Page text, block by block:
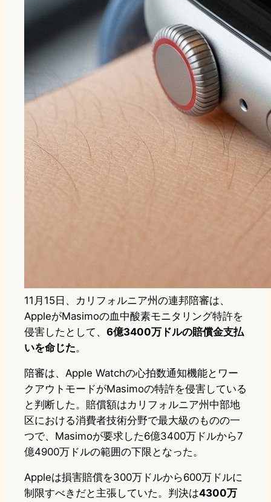
11月15日、カリフォルニア州の連邦陪審は、
AppleがMasimoの血中酸素モニタリング特許を
侵害したとして、 6億3400万ドルの賠償金支払
いを命じた。
陪審は、Apple Watchの心拍数通知機能とワー
クアウトモードがMasimoの特許を侵害している
と判断した。賠償額はカリフォルニア州中部地
区における消費者技術分野で最大級のものの一
つで、Masimoが要求した6億3400万ドルから7
億4900万ドルの範囲の下限となった。
Appleは損害賠償を300万ドルから600万ドルに
制限すべきだと主張していた。判決は4300万